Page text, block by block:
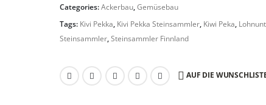
Categories:Ackerbau,Gemüsebau
Tags: Kivi Pekka, Kivi Pekka Steinsammler, Kiwi Peka,
Steinsammler,Steinsammler Finnland
AUF DIE